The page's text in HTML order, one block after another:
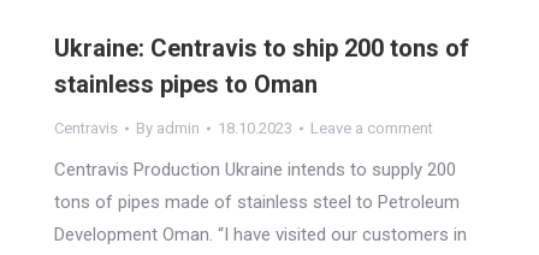
Ukraine: Centravis to ship 200 tons of
stainless pipes to Oman
Centravis By admin 18.10.2023 Leave a comment
Centravis Production Ukraine intends to supply 200
tons of pipes made of stainless steel to Petroleum
Development Oman. “I have visited our customers in